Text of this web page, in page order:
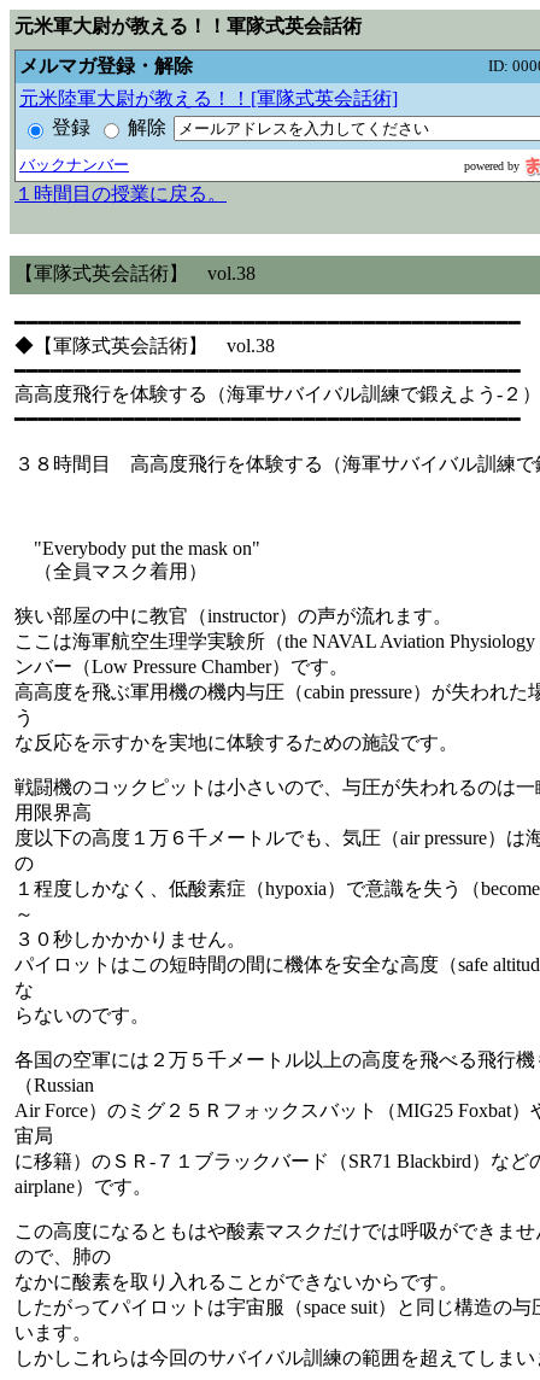
元米軍大尉が教える！！軍隊式英会話術
メルマガ登録・解除
ID:
元米陸軍大尉が教える！！[軍隊式英会話術]
登録
解除
バックナンバー powered by
１時間目の授業に戻る。
【軍隊式英会話術】 vol.38
━━━━━━━━━━━━━━━━━━━━━━━━━━━━━━━━━━━━━━━━━━
◆【軍隊式英会話術】 vol.38
━━━━━━━━━━━━━━━━━━━━━━━━━━━━━━━━━━━━━━━━━━
高高度飛行を体験する（海軍サバイバル訓練で鍛えよ
━━━━━━━━━━━━━━━━━━━━━━━━━━━━━━━━━━━━━━━━━━
３８時間目 高高度飛行を体験する（海軍サバイバル訓練
"Everybody put the mask on"
（全員マスク着用）
狭い部屋の中に教官（instructor）の声が流れます。
ここは海軍航空生理学実験所（the NAVAL Aviation
ンバー（Low Pressure Chamber）です。
高高度を飛ぶ軍用機の機内与圧（cabin pressure）が失われ
う
な反応を示すかを実地に体験するための施設です。
戦闘機のコックピットは小さいので、与圧が失われるのは
用限界高
度以下の高度１万６千メートルでも、気圧（air pressure）は
の
１程度しかなく、低酸素症（hypoxia）で意識を失う（
～
３０秒しかかかりません。
パイロットはこの短時間の間に機体を安全な高度（safe
な
らないのです。
各国の空軍には２万５千メートル以上の高度を飛べる飛行
（Russian
Air Force）のミグ２５Ｒフォックスバット（MIG25 Foxbat
宙局
に移籍）のＳＲ-７１ブラックバード（SR71 Blackbird）など
airplane）です。
この高度になるともはや酸素マスクだけでは呼吸ができま
ので、肺の
なかに酸素を取り入れることができないからです。
したがってパイロットは宇宙服（space suit）と同じ構造の与
います。
しかしこれらは今回のサバイバル訓練の範囲を超えてしまい